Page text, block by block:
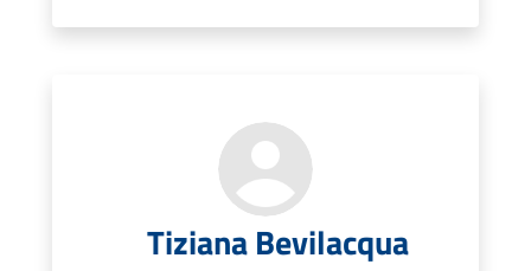
Tiziana Bevilacqua